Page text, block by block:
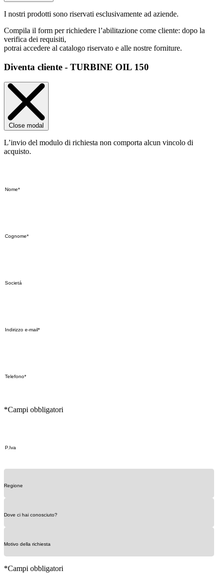
I nostri prodotti sono riservati esclusivamente ad aziende.
Compila il form per richiedere l’abilitazione come cliente: dopo la
verifica dei requisiti,
potrai accedere al catalogo riservato e alle nostre forniture.
Diventa cliente - TURBINE OIL 150
Close modal
L’invio del modulo di richiesta non comporta alcun vincolo di
acquisto.
*Campi obbligatori
*Campi obbligatori